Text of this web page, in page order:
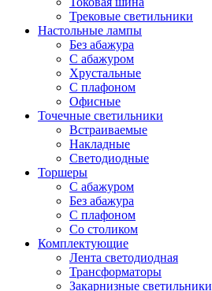
Трековые светильники
Настольные лампы
Без абажура
С абажуром
Хрустальные
С плафоном
Офисные
Точечные светильники
Встраиваемые
Накладные
Светодиодные
Торшеры
С абажуром
Без абажура
С плафоном
Со столиком
Комплектующие
Лента светодиодная
Трансформаторы
Закарнизные светильники